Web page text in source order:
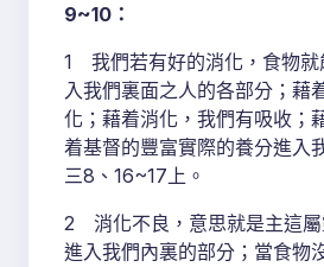
9~10：
1 我們若有好的消化，食物就
入我們裏面之人的各部分；藉
化；藉着消化，我們有吸收；
着基督的豐富實際的養分進入
三8、16~17上。
2 消化不良，意思就是主這屬
進入我們內裏的部分；當食物